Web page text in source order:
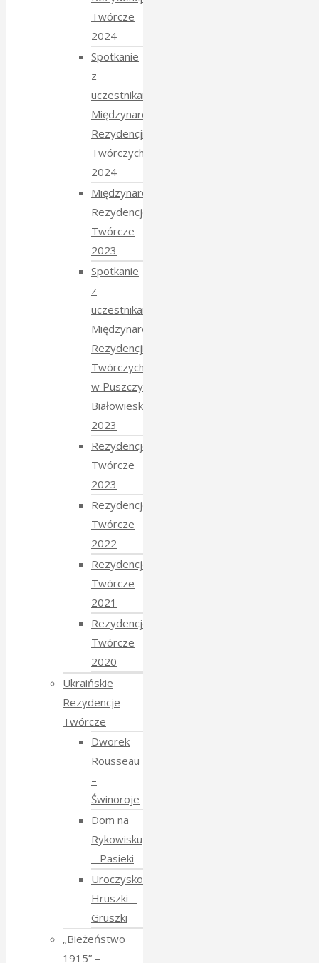
Twórcze
2024
Spotkanie
z
uczestnikami
Międzynarodowych
Rezydencji
Twórczych
2024
Międzynarodowe
Rezydencje
Twórcze
2023
Spotkanie
z
uczestnikami
Międzynarodowych
Rezydencji
Twórczych
w Puszczy
Białowieskiej
2023
Rezydencje
Twórcze
2023
Rezydencje
Twórcze
2022
Rezydencje
Twórcze
2021
Rezydencje
Twórcze
2020
Ukraińskie
Rezydencje
Twórcze
Dworek
Rousseau
–
Świnoroje
Dom na
Rykowisku
– Pasieki
Uroczysko
Hruszki –
Gruszki
„Bieżeństwo
1915” –